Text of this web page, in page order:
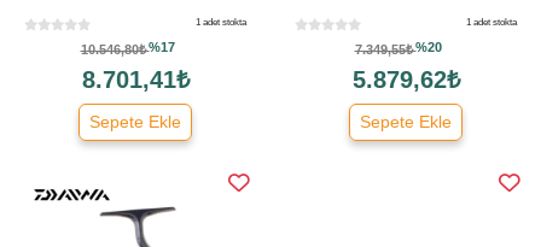
1 adet stokta
10.546,80₺%17
8.701,41₺
Sepete Ekle
1 adet stokta
7.349,55₺%20
5.879,62₺
Sepete Ekle